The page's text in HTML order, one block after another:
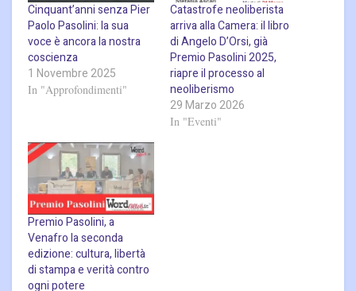
Cinquant’anni senza Pier
Paolo Pasolini: la sua
voce è ancora la nostra
coscienza
1 Novembre 2025
In "Approfondimenti"
Catastrofe neoliberista
arriva alla Camera: il libro
di Angelo D’Orsi, già
Premio Pasolini 2025,
riapre il processo al
neoliberismo
29 Marzo 2026
In "Eventi"
Premio Pasolini, a
Venafro la seconda
edizione: cultura, libertà
di stampa e verità contro
ogni potere